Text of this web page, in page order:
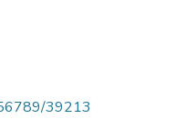
39213